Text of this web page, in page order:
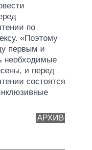
по
«Поэтому
первым и
необходимые
и перед
состоятся
АРХИВ